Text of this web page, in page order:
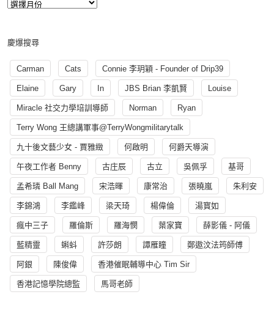
慶爆搜尋
Carman Cats Connie 李玥穎 - Founder of Drip39
Elaine Gary In JBS Brian 李凱賢 Louise
Miracle 社交力學培訓導師 Norman Ryan
Terry Wong 王總講軍事@TerryWongmilitarytalk
九十後文藝少女 - 賈雅緻 何啟明 何爵天導演
午夜工作者 Benny 古庄辰 古立 吳佩孚 基哥
孟希璘 Ball Mang 宋浩暉 康常治 張曉嵐 朱利安
李錦鴻 李鑑峰 梁天琦 楊偉倫 湯寳如
瘋中三子 羅倫斯 羅海憫 葉家寶 薛影儀 - 阿儀
藍精靈 蝌蚪 許莎朗 譚雁瞳 鄭遨汶法筠師傅
阿銀 陳俊偉 香港催眠輔導中心 Tim Sir
香港記憶學院總監 馬哥老師